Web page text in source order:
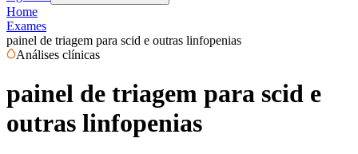
Home
Exames
painel de triagem para scid e outras linfopenias
Análises clínicas
painel de triagem para scid e
outras linfopenias